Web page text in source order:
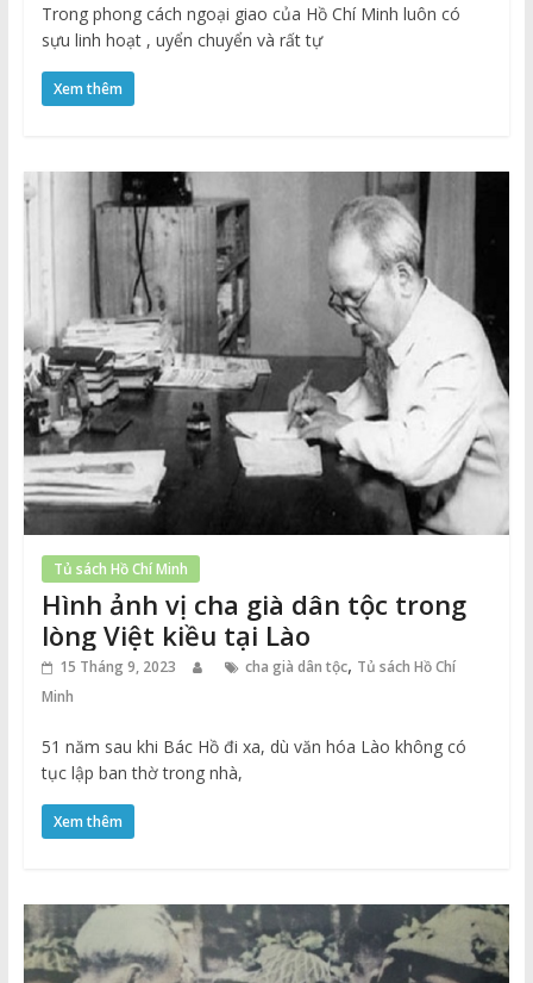
Trong phong cách ngoại giao của Hồ Chí Minh luôn có
sựu linh hoạt , uyển chuyển và rất tự
Xem thêm
Tủ sách Hồ Chí Minh
Hình ảnh vị cha già dân tộc trong
lòng Việt kiều tại Lào
15 Tháng 9, 2023 cha già dân tộc, Tủ sách Hồ Chí
Minh
51 năm sau khi Bác Hồ đi xa, dù văn hóa Lào không có
tục lập ban thờ trong nhà,
Xem thêm